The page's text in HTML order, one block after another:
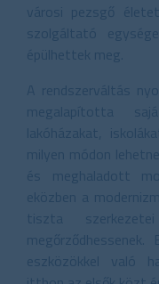
városi pezsgő
szolgáltató
épülhettek meg.
A rendszerváltás
megalapította
lakóházakat,
milyen módon
és meghaladott
eközben a
tiszta
eszközökkel való